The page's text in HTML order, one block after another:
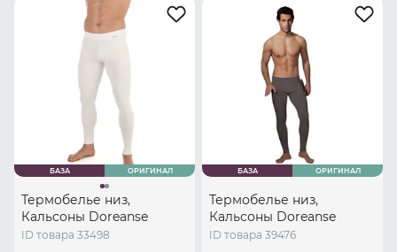
БАЗА ОРИГИНАЛ
Термобелье низ,
Кальсоны Doreanse
ID товара 33498
БАЗА ОРИГИНАЛ
Термобелье низ,
Кальсоны Doreanse
ID товара 39476